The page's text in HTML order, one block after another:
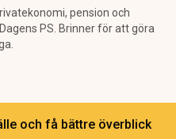
pension och
PS. Brinner för att göra
och få bättre överblick